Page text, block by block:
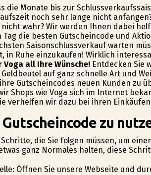
die Monate bis zur
noch sehr lange nicht
wahr? Wir werden Ihnen dabei
die besten Gutscheincode und
Saisonschlussverkauf warten
in Ruhe einzukaufen! Wirklich
Voga all Ihre Wünsche!Entdecken Sie
auf ganz schnelle Art und
Gutscheincodes neuen Kunden zu
Shops wie Voga sich im Internet
verhelfen wir dazu bei ihren
zu
Schritte, die Sie folgen müssen, um
ganz Normales halten, diese
Öffnen Sie unsere Webseite und